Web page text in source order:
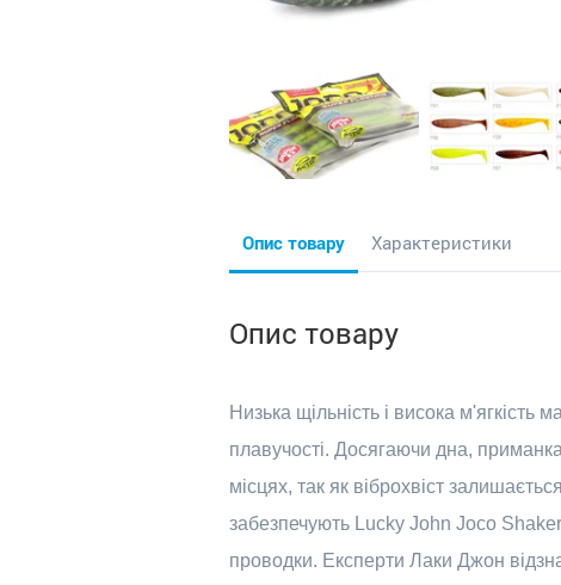
Опис товару Характеристики
Опис товару
Низька щільність і висока
плавучості. Досягаючи дна,
місцях, так як віброхвіст
забезпечують Lucky John Joco Shaker
проводки. Експерти Лаки Джон